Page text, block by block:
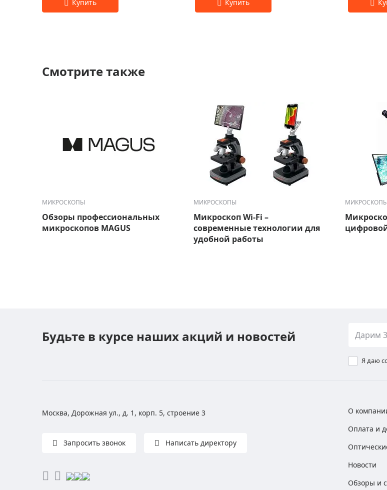
Смотрите также
МИКРОСКОПЫ
Обзоры профессиональных
микроскопов MAGUS
МИКРОСКОПЫ
Микроскоп Wi-Fi –
современные технологии для
удобной работы
МИКРОСКОПЫ
Будьте в курсе наших акций и новостей
Я даю
Москва, Дорожная ул., д. 1, корп. 5, строение 3
Запросить звонок Написать директору
О
Оплата и
Новости
Обзоры и